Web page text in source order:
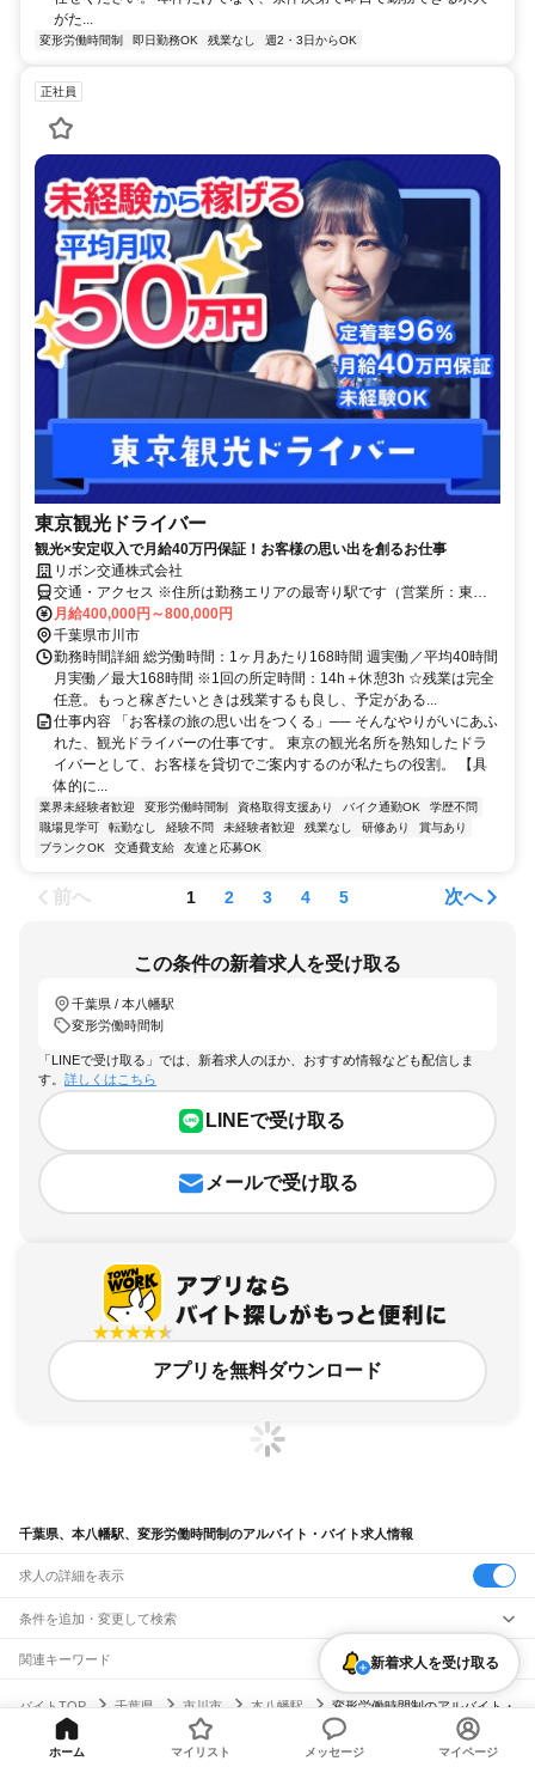
がた...
変形労働時間制 即日勤務OK 残業なし 週2・3日からOK
正社員
東京観光ドライバー
観光×安定収入で月給40万円保証！お客様の思い出を創るお仕事
リボン交通株式会社
交通・アクセス ※住所は勤務エリアの最寄り駅です（営業所：東京
都江東区千石1-9-8）
月給400,000円～800,000円
千葉県市川市
勤務時間詳細 総労働時間：1ヶ月あたり168時間 週実働／平均40時間
月実働／最大168時間 ※1回の所定時間：14h＋休憩3h ☆残業は完全
任意。もっと稼ぎたいときは残業するも良し、予定がある...
仕事内容 「お客様の旅の思い出をつくる」── そんなやりがいにあふ
れた、観光ドライバーの仕事です。 東京の観光名所を熟知したドラ
イバーとして、お客様を貸切でご案内するのが私たちの役割。 【具
体的に...
業界未経験者歓迎 変形労働時間制 資格取得支援あり バイク通勤OK
学歴不問
職場見学可
転勤なし 経験不問 未経験者歓迎 残業なし 研修あり
賞与あり
ブランクOK
交通費支給 友達と応募OK
前へ 1 2 3 4 5 次へ
この条件の新着求人を受け取る
千葉県 / 本八幡駅
変形労働時間制
「LINEで受け取る」では、新着求人のほか、おすすめ情報なども配信しま
す。 詳しくはこちら
LINEで受け取る
メールで受け取る
アプリを無料ダウンロード
千葉県、本八幡駅、変形労働時間制のアルバイト・バイト求人情報
求人の詳細を表示
条件を追加・変更して検索
市区町村を追加・変更
千葉県すべて
千葉市
中央区
稲毛区若葉区
駅を追加・変更
JR武蔵野線
職種を追加・変更
関連キーワード
ガチャガチャ
バイトTOP
千葉県 市川市 本八幡駅
変形労働時間制のアルバイト・
バイト・求人
新着求人を受け取る
ホーム マイリスト メッセージ マイページ